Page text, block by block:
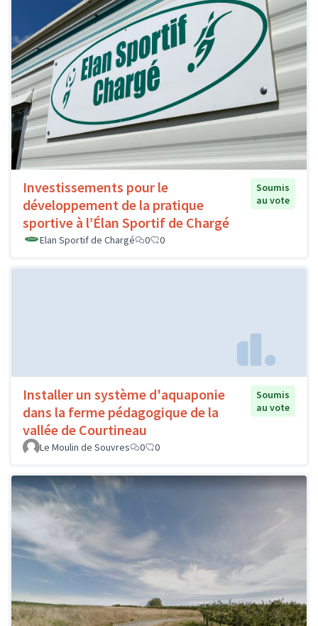
Investissements pour le
développement de la pratique
sportive à l’Élan Sportif de Chargé
Soumis
au vote
Elan Sportif de Chargé 0 0
Installer un système d'aquaponie
dans la ferme pédagogique de la
vallée de Courtineau
Soumis
au vote
Le Moulin de Souvres 0 0